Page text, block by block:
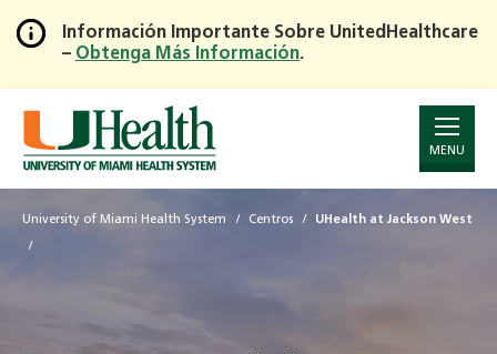
Skip
to
Main
Content
Información Importante Sobre UnitedHealthcare
– Obtenga Más Información.
MENU
University of Miami Health System Centros UHealth at Jackson West